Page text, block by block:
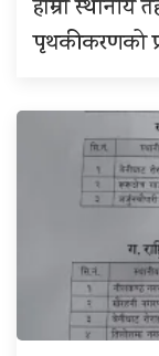
हाम्रो
पृथकीकरणको